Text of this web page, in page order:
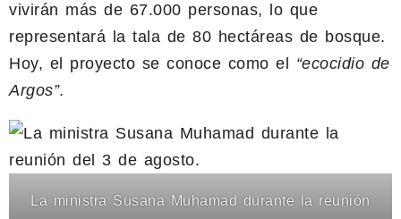
vivirán más de 67.000 personas, lo que
representará la tala de 80 hectáreas de bosque.
Hoy, el proyecto se conoce como el “ecocidio de
Argos”.
La ministra Susana Muhamad durante la reunión